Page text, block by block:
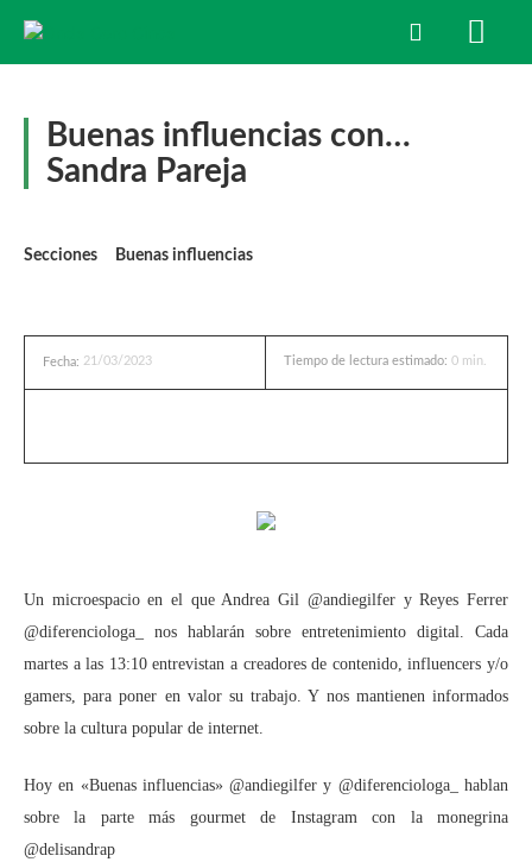
Buenas influencias con…
Sandra Pareja
Secciones Buenas influencias
Fecha: 21/03/2023 Tiempo de lectura estimado: 0 min.
Un microespacio en el que Andrea Gil @andiegilfer y Reyes Ferrer
@diferenciologa_ nos hablarán sobre entretenimiento digital. Cada
martes a las 13:10 entrevistan a creadores de contenido, influencers y/o
gamers, para poner en valor su trabajo. Y nos mantienen informados
sobre la cultura popular de internet.
Hoy en «Buenas influencias» @andiegilfer y @diferenciologa_ hablan
sobre la parte más gourmet de Instagram con la monegrina
@delisandrap